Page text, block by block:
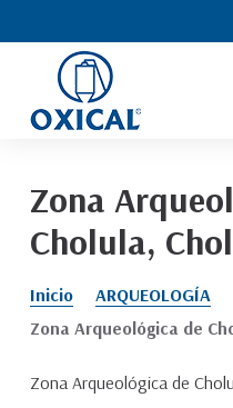
Zona
Cholula,
Inicio
ARQUEOLOGÍA
Zona Arqueológica de
Zona Arqueológica de